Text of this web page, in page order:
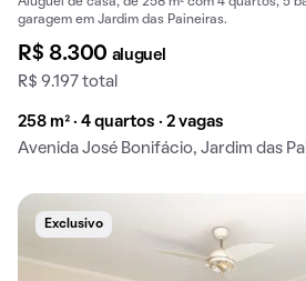
garagem em Jardim das Paineiras.
R$ 8.300 aluguel
R$ 9.197 total
258 m² · 4 quartos · 2 vagas
Avenida José Bonifácio, Jardim das
Exclusivo